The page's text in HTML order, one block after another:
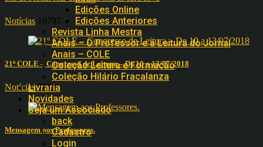
Edições Online
Edições Anteriores
Revista Linha Mestra
Anais – O Professor e a Leitura do Jornal
Anais – COLE
Coleção Leitura e Formação
Coleção Hilário Fracalanza
Livraria
Novidades
Seja um Associado
back
Cadastro
Login
Notícias 16797
21º COLE – Congresso de Leitura – De 10 a 13/07/2018
Notícias 7817
Mensagem aos Professores.